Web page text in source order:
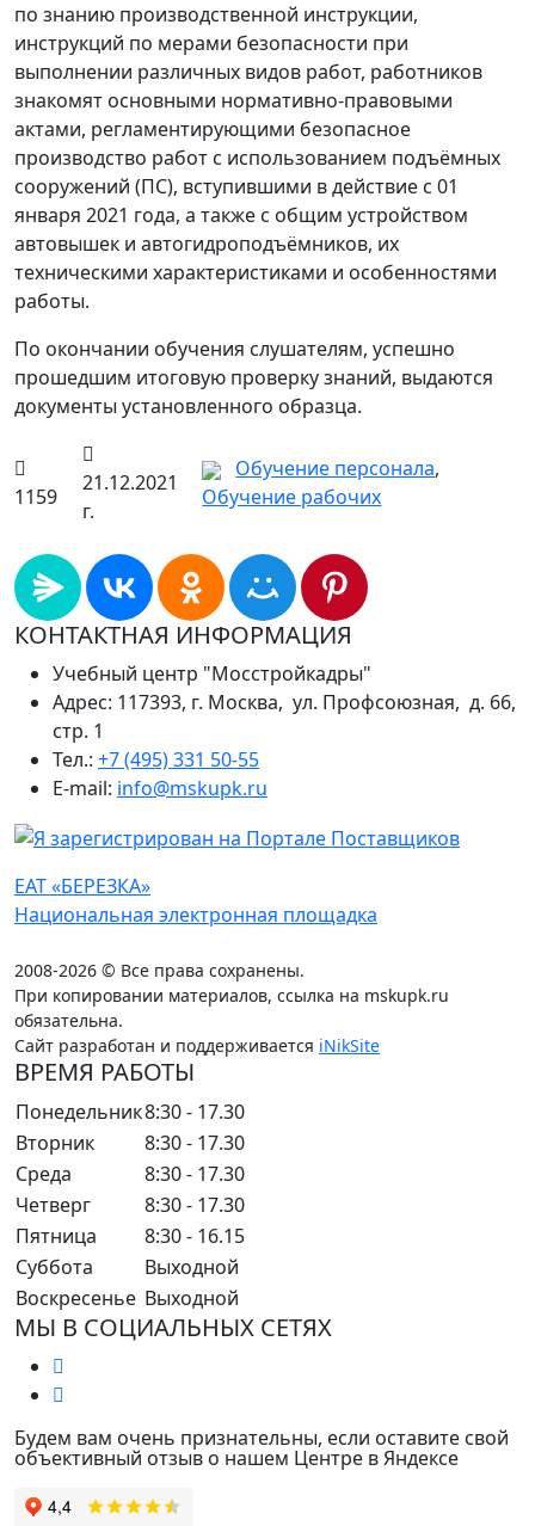
по знанию производственной инструкции,
инструкций по мерами безопасности при
выполнении различных видов работ, работников
знакомят основными нормативно-правовыми
актами, регламентирующими безопасное
производство работ с использованием подъёмных
сооружений (ПС), вступившими в действие с 01
января 2021 года, а также с общим устройством
автовышек и автогидроподъёмников, их
техническими характеристиками и особенностями
работы.
По окончании обучения слушателям, успешно
прошедшим итоговую проверку знаний, выдаются
документы установленного образца.
1159
21.12.2021
г.
Обучение персонала,
Обучение рабочих
КОНТАКТНАЯ ИНФОРМАЦИЯ
Учебный центр "Мосстройкадры"
Адрес: 117393, г. Москва, ул. Профсоюзная, д. 66,
стр. 1
Тел.: +7 (495) 331 50-55
E-mail: info@mskupk.ru
ЕАТ «БЕРЕЗКА»
Национальная электронная площадка
2008-2026 © Все права сохранены.
При копировании материалов, ссылка на mskupk.ru
обязательна.
Сайт разработан и поддерживается iNikSite
ВРЕМЯ РАБОТЫ
Понедельник8:30 - 17.30
Вторник
8:30 - 17.30
Среда
8:30 - 17.30
Четверг
8:30 - 17.30
Пятница
8:30 - 16.15
Суббота
Выходной
Воскресенье Выходной
МЫ В СОЦИАЛЬНЫХ СЕТЯХ
Будем вам очень признательны, если оставите свой
объективный отзыв о нашем Центре в Яндексе